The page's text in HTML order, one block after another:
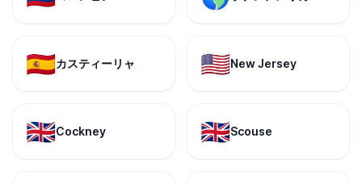
🇪🇸カスティーリャ 🇺🇸New Jersey
🇬🇧Cockney 🇬🇧Scouse